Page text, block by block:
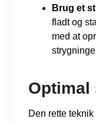
Brug et
fladt og
med at
Den rette